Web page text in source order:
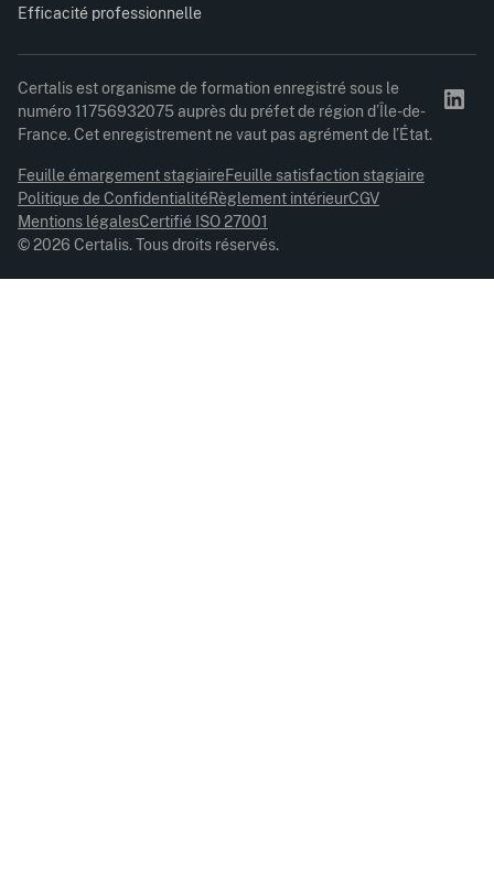
Efficacité professionnelle
Certalis est organisme de formation enregistré sous le
numéro 11756932075 auprès du préfet de région d’Île-de-
France. Cet enregistrement ne vaut pas agrément de l’État.
© 2026 Certalis. Tous droits réservés.
Feuille émargement stagiaireFeuille satisfaction stagiaire
Politique de ConfidentialitéRèglement intérieurCGV
Mentions légalesCertifié ISO 27001